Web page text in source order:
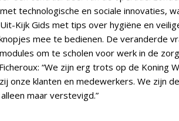
technologische en sociale innovaties,
Kijk Gids met tips over hygiëne en
mee te bedienen. De veranderde
om te scholen voor werk in de
“We zijn erg trots op de
onze klanten en medewerkers. We zijn
maar verstevigd.”